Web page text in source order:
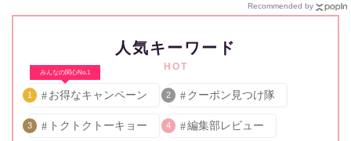
Recommended by
人気キーワード
HOT
みんなの関心No.1
1 お得なキャンペーン 2 クーポン見つけ隊
3 トクトクトーキョー 4 編集部レビュー